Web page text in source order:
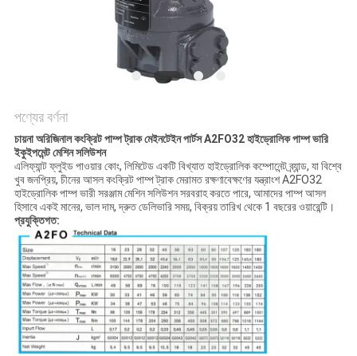
পণ্যের বর্ণনা
চায়না অরিজিনাল কংক্রিট পাম্প ট্রাক মেইনটেইন পার্টস A2FO32 হাইড্রোলিক পাম্প ভারি
ইকুইপমেন্ট মেশিন সলিউশন
এলিফ্যান্ট ফ্লুইড পাওয়ার কোং, লিমিটেড একটি বিখ্যাত হাইড্রোলিক কম্পোনেন্ট ব্র্যান্ড, যা বিশ্বে
খুব জনপ্রিয়, চীনের আসল কংক্রিট পাম্প ট্রাক মেরামত রক্ষণাবেক্ষণের যন্ত্রাংশ A2FO32
হাইড্রোলিক পাম্প ভারী সরঞ্জাম মেশিন সলিউশন সরবরাহ করতে পারে, আমাদের পাম্প আসল
হিসাবে একই মানের, ভাল দাম, দ্রুত ডেলিভারি সময়, বিক্রয় তারিখ থেকে 1 বছরের ওয়ারেন্টি।
প্রযুক্তিগত: